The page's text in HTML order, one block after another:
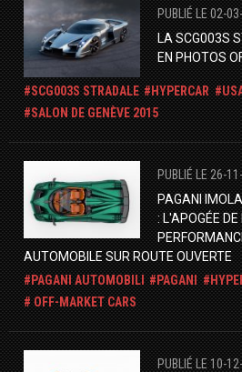
PUBLIÉ LE 02-
LA SCG003S
EN PHOTOS
SCG003S STRADALE HYPERCAR
SALON DE GENÈVE 2015
PUBLIÉ LE 26-
PAGANI
: L'APOGÉE DE
AUTOMOBILE SUR ROUTE OUVERTE
PAGANI AUTOMOBILI
PAGANI
OFF-MARKET CARS
PUBLIÉ LE 10-